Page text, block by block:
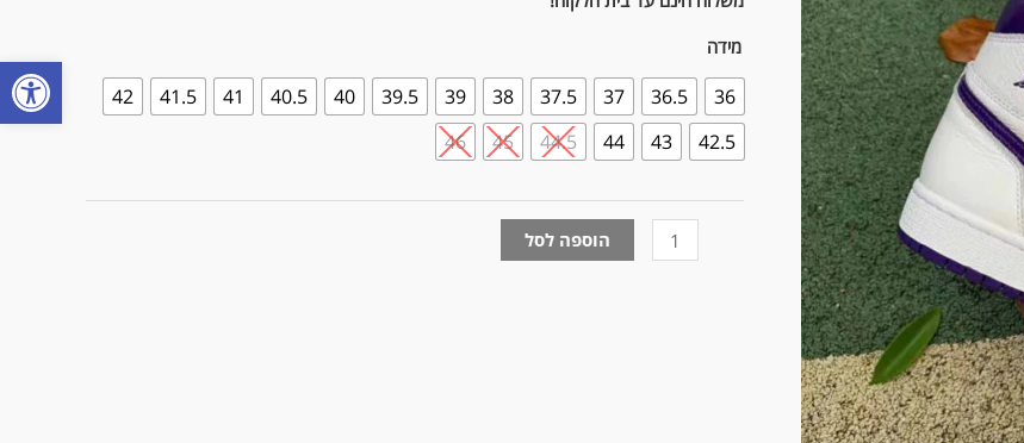
מידה
36
36.5
37
37.5
38
39
39.5
40
40.5
41
41.5
42
42.5
43
44
44.5
45
46
Retro
High
OG
הוספה לסל